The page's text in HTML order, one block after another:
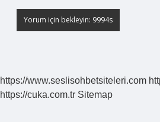
https://www.seslisohbetsiteleri.com
https://cuka.com.tr Sitemap